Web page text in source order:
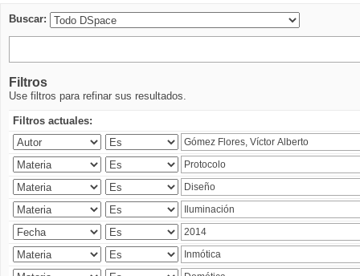
Buscar:
Filtros
Use filtros para refinar sus resultados.
Filtros actuales: